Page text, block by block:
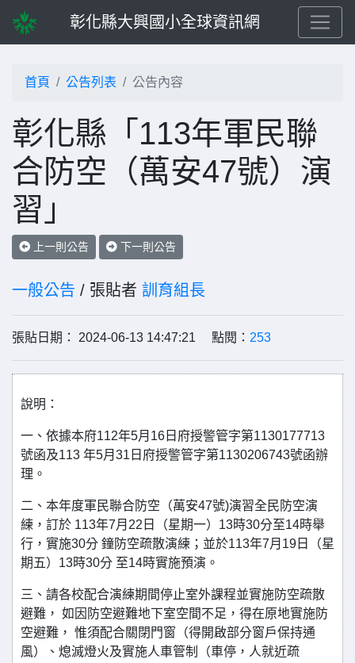
彰化縣大興國小全球資訊網
首頁 公告列表 公告內容
彰化縣「113年軍民聯
合防空（萬安47號）演
習」
上一則公告 下一則公告
一般公告 / 張貼者 訓育組長
張貼日期： 2024-06-13 14:47:21 點閱： 253
說明：
一、依據本府112年5月16日府授警管字第1130177713
號函及113 年5月31日府授警管字第1130206743號函辦
理。
二、本年度軍民聯合防空（萬安47號)演習全民防空演
練，訂於 113年7月22日（星期一）13時30分至14時舉
行，實施30分 鐘防空疏散演練；並於113年7月19日（星
期五）13時30分 至14時實施預演。
三、請各校配合演練期間停止室外課程並實施防空疏散
避難， 如因防空避難地下室空間不足，得在原地實施防
空避難， 惟須配合關閉門窗（得開啟部分窗戶保持通
風）、熄滅燈火及實施人車管制（車停，人就近疏